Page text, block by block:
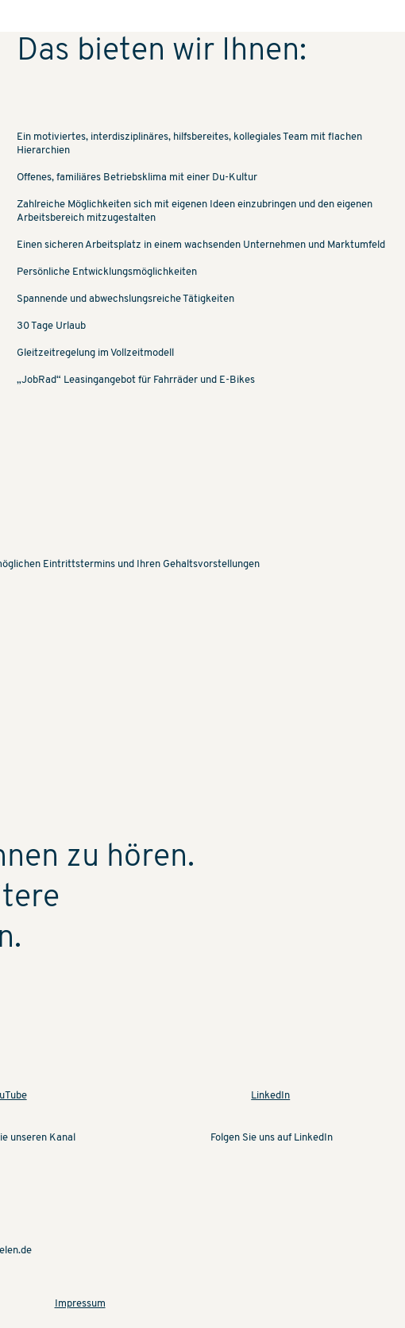
Eintrittstermins und Ihren Gehaltsvorstellungen
zu hören.
unseren Kanal
LinkedIn
Folgen Sie uns auf LinkedIn
Das bieten wir Ihnen:
Ein motiviertes, interdisziplinäres, hilfsbereites, kollegiales Team mit flachen
Hierarchien
Offenes, familiäres Betriebsklima mit einer Du-Kultur
Zahlreiche Möglichkeiten sich mit eigenen Ideen einzubringen und den eigenen
Arbeitsbereich mitzugestalten
Einen sicheren Arbeitsplatz in einem wachsenden Unternehmen und Marktumfeld
Persönliche Entwicklungsmöglichkeiten
Spannende und abwechslungsreiche Tätigkeiten
30 Tage Urlaub
Gleitzeitregelung im Vollzeitmodell
„JobRad“ Leasingangebot für Fahrräder und E-Bikes
Impressum